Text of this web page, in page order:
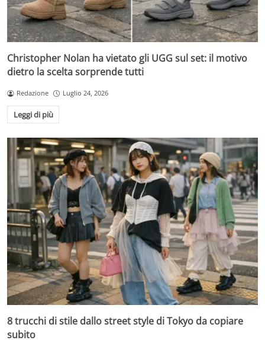
Christopher Nolan ha vietato gli UGG sul set: il motivo
dietro la scelta sorprende tutti
Redazione Luglio 24, 2026
Leggi di più
8 trucchi di stile dallo street style di Tokyo da copiare
subito